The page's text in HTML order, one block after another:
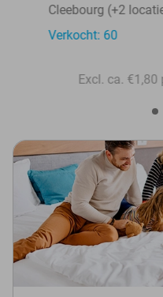
Cleebourg (+2
Verkocht: 60
Excl. ca.